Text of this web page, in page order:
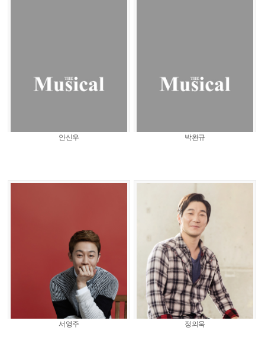
안신우 박완규
서영주 정의욱